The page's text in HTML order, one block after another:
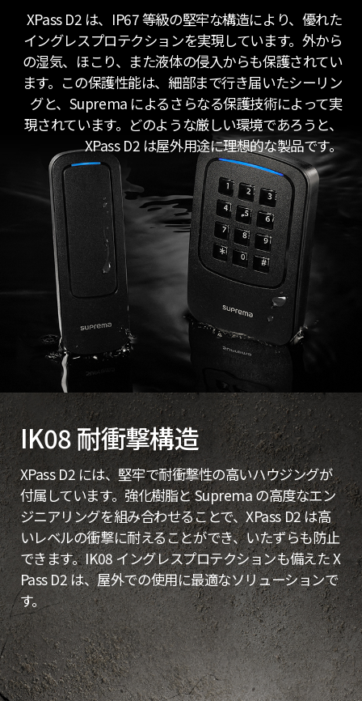
XPass D2 は、IP67 等級の堅牢な構造により、優れた
イングレスプロテクションを実現しています。外から
の湿気、ほこり、また液体の侵入からも保護されてい
ます。この保護性能は、細部まで行き届いたシーリン
グと、Suprema によるさらなる保護技術によって実
現されています。どのような厳しい環境であろうと、
XPass D2 は屋外用途に理想的な製品です。
IK08 耐衝撃構造
XPass D2 には、堅牢で耐衝撃性の高いハウジングが
付属しています。強化樹脂と Suprema の高度なエン
ジニアリングを組み合わせることで、XPass D2 は高
いレベルの衝撃に耐えることができ、いたずらも防止
できます。IK08 イングレスプロテクションも備えた X
Pass D2 は、屋外での使用に最適なソリューションで
す。